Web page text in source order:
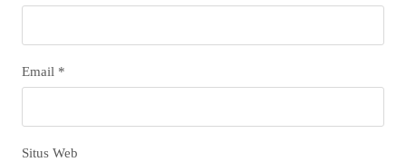
Email *
Situs Web